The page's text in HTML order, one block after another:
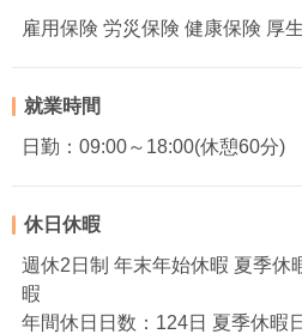
雇用保険 労災保険 健康保険 厚
就業時間
日勤：09:00～18:00(休憩60分)
休日休暇
週休2日制 年末年始休暇 夏季休
暇
年間休日日数：124日 夏季休暇